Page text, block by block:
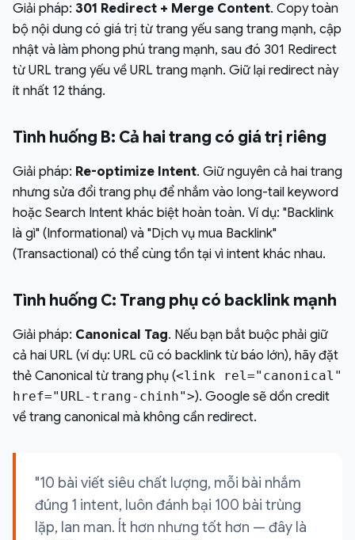
Giải pháp: 301 Redirect + Merge Content. Copy toàn
bộ nội dung có giá trị từ trang yếu sang trang mạnh, cập
nhật và làm phong phú trang mạnh, sau đó 301 Redirect
từ URL trang yếu về URL trang mạnh. Giữ lại redirect này
ít nhất 12 tháng.
Tình huống B: Cả hai trang có giá trị riêng
Giải pháp: Re-optimize Intent. Giữ nguyên cả hai trang
nhưng sửa đổi trang phụ để nhắm vào long-tail keyword
hoặc Search Intent khác biệt hoàn toàn. Ví dụ: "Backlink
là gì" (Informational) và "Dịch vụ mua Backlink"
(Transactional) có thể cùng tồn tại vì intent khác nhau.
Tình huống C: Trang phụ có backlink mạnh
Giải pháp: Canonical Tag. Nếu bạn bắt buộc phải giữ
cả hai URL (ví dụ: URL cũ có backlink từ báo lớn), hãy đặt
thẻ Canonical từ trang phụ (<link rel="canonical"
href="URL-trang-chinh">). Google sẽ dồn credit
về trang canonical mà không cần redirect.
"10 bài viết siêu chất lượng, mỗi bài nhắm
đúng 1 intent, luôn đánh bại 100 bài trùng
lặp, lan man. Ít hơn nhưng tốt hơn — đây là